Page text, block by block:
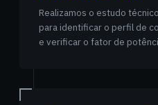
Realizamos o estudo
para identificar o perfil de
e verificar o fator de